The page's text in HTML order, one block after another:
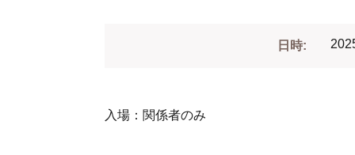
日時:
入場：関係者のみ